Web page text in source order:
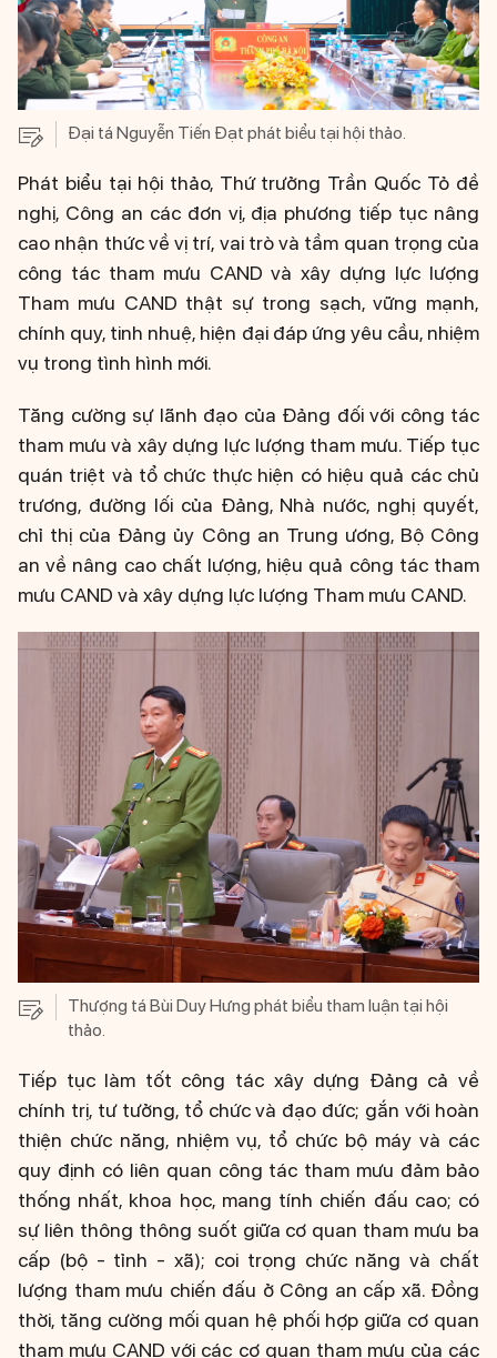
Đại tá Nguyễn Tiến Đạt phát biểu tại hội thảo.
Phát biểu tại hội thảo, Thứ trưởng Trần Quốc Tỏ đề
nghị, Công an các đơn vị, địa phương tiếp tục nâng
cao nhận thức về vị trí, vai trò và tầm quan trọng của
công tác tham mưu CAND và xây dựng lực lượng
Tham mưu CAND thật sự trong sạch, vững mạnh,
chính quy, tinh nhuệ, hiện đại đáp ứng yêu cầu, nhiệm
vụ trong tình hình mới.
Tăng cường sự lãnh đạo của Đảng đối với công tác
tham mưu và xây dựng lực lượng tham mưu. Tiếp tục
quán triệt và tổ chức thực hiện có hiệu quả các chủ
trương, đường lối của Đảng, Nhà nước, nghị quyết,
chỉ thị của Đảng ủy Công an Trung ương, Bộ Công
an về nâng cao chất lượng, hiệu quả công tác tham
mưu CAND và xây dựng lực lượng Tham mưu CAND.
Thượng tá Bùi Duy Hưng phát biểu tham luận tại hội
thảo.
Tiếp tục làm tốt công tác xây dựng Đảng cả về
chính trị, tư tưởng, tổ chức và đạo đức; gắn với hoàn
thiện chức năng, nhiệm vụ, tổ chức bộ máy và các
quy định có liên quan công tác tham mưu đảm bảo
thống nhất, khoa học, mang tính chiến đấu cao; có
sự liên thông thông suốt giữa cơ quan tham mưu ba
cấp (bộ - tỉnh - xã); coi trọng chức năng và chất
lượng tham mưu chiến đấu ở Công an cấp xã. Đồng
thời, tăng cường mối quan hệ phối hợp giữa cơ quan
tham mưu CAND với các cơ quan tham mưu của các